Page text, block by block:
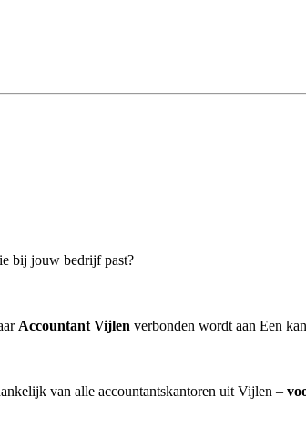
bij jouw bedrijf past?
Accountant Vijlen verbonden wordt aan Een
van alle accountantskantoren uit Vijlen –